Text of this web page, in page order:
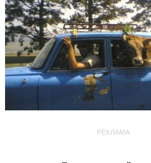
РЕКЛАМА